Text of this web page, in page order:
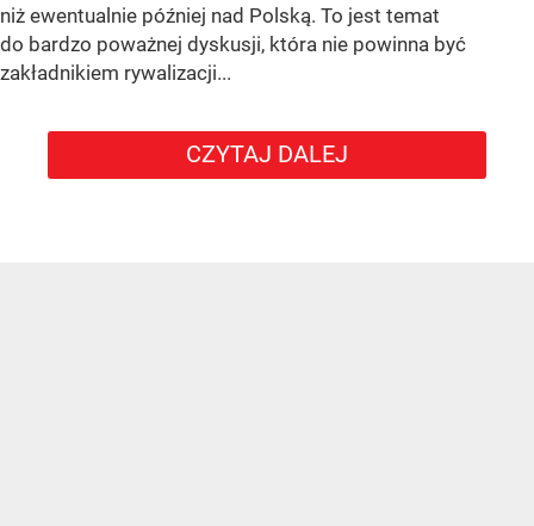
niż ewentualnie później nad Polską. To jest temat
do bardzo poważnej dyskusji, która nie powinna być
zakładnikiem rywalizacji...
CZYTAJ DALEJ